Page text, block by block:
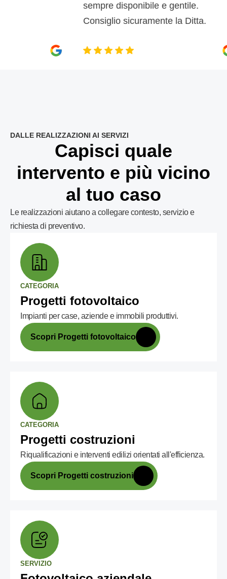
sempre disponibile e gentile.
Consiglio sicuramente la Ditta.
DALLE REALIZZAZIONI AI SERVIZI
Capisci quale
intervento e più vicino
al tuo caso
Le realizzazioni aiutano a collegare contesto, servizio e
richiesta di preventivo.
CATEGORIA
Progetti fotovoltaico
Impianti per case, aziende e immobili produttivi.
Scopri Progetti fotovoltaico
CATEGORIA
Progetti costruzioni
Riqualificazioni e interventi edilizi orientati all'efficienza.
Scopri Progetti costruzioni
SERVIZIO